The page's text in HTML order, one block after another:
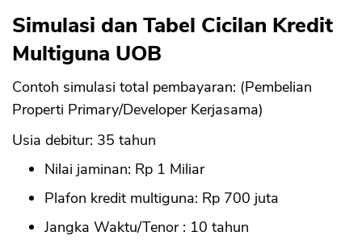
Simulasi dan Tabel Cicilan Kredit
Multiguna UOB
Contoh simulasi total pembayaran: (Pembelian
Properti Primary/Developer Kerjasama)
Usia debitur: 35 tahun
Nilai jaminan: Rp 1 Miliar
Plafon kredit multiguna: Rp 700 juta
Jangka Waktu/Tenor : 10 tahun